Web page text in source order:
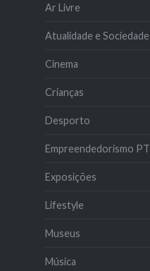
Ar Livre
Atualidade e Sociedade
Cinema
Crianças
Desporto
Empreendedorismo PT
Exposições
Lifestyle
Museus
Música